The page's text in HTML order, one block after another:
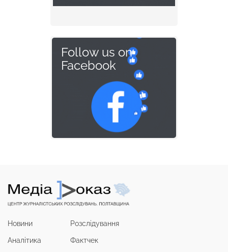
Follow us on
Facebook
Новини
Аналітика
Розслідування
Фактчек